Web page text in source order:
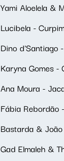
Yami Aloelela &
Lucibela -
Dino d'Santiago
Karyna Gomes -
Ana Moura -
Fábia Rebordão
Bastarda &
Gad Elmaleh &